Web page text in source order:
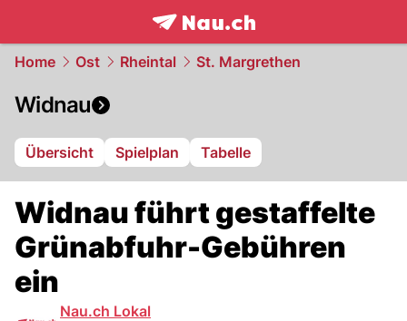
frontpage.NAU.ch
Home Ost Rheintal St. Margrethen
Widnau
Übersicht Spielplan Tabelle
Widnau führt gestaffelte
Grünabfuhr-Gebühren
ein
Nau.ch Lokal